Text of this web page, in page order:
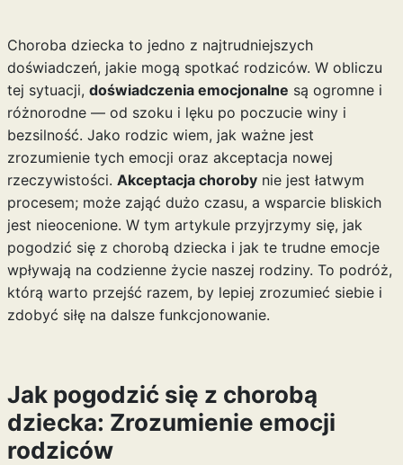
Choroba dziecka to jedno z najtrudniejszych
doświadczeń, jakie mogą spotkać rodziców. W obliczu
tej sytuacji, doświadczenia emocjonalne są ogromne i
różnorodne — od szoku i lęku po poczucie winy i
bezsilność. Jako rodzic wiem, jak ważne jest
zrozumienie tych emocji oraz akceptacja nowej
rzeczywistości. Akceptacja chorobynie jest łatwym
procesem; może zająć dużo czasu, a wsparcie bliskich
jest nieocenione. W tym artykule przyjrzymy się, jak
pogodzić się z chorobą dziecka i jak te trudne emocje
wpływają na codzienne życie naszej rodziny. To podróż,
którą warto przejść razem, by lepiej zrozumieć siebie i
zdobyć siłę na dalsze funkcjonowanie.
Jak pogodzić się z chorobą
dziecka: Zrozumienie emocji
rodziców